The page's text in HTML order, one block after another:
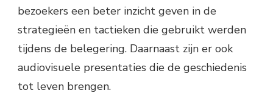
bezoekers een beter inzicht geven in de
strategieën en tactieken die gebruikt werden
tijdens de belegering. Daarnaast zijn er ook
audiovisuele presentaties die de geschiedenis
tot leven brengen.